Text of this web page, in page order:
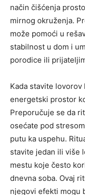
način čišćenja
mirnog okruženja.
može pomoći u
stabilnost u dom i
porodice ili
Kada stavite
energetski prostor
Preporučuje se da
osećate pod
putu ka uspehu.
stavite jedan ili više
mestu koje često
dnevna soba. Ovaj
njegovi efekti mogu